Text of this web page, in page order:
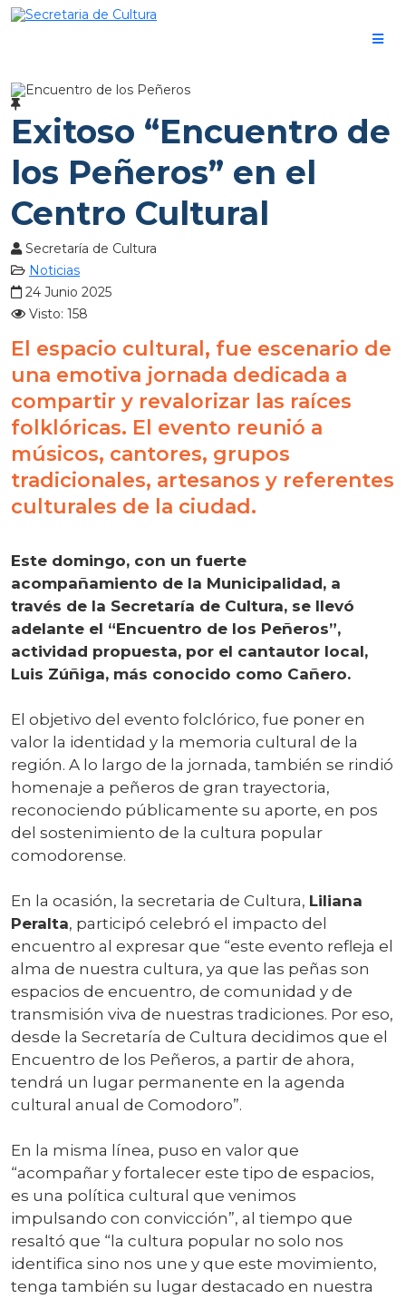
Exitoso “Encuentro de
los Peñeros” en el
Centro Cultural
Secretaría de Cultura
Noticias
24 Junio 2025
Visto: 158
El espacio cultural, fue escenario de
una emotiva jornada dedicada a
compartir y revalorizar las raíces
folklóricas. El evento reunió a
músicos, cantores, grupos
tradicionales, artesanos y referentes
culturales de la ciudad.
Este domingo, con un fuerte
acompañamiento de la Municipalidad, a
través de la Secretaría de Cultura, se llevó
adelante el “Encuentro de los Peñeros”,
actividad propuesta, por el cantautor local,
Luis Zúñiga, más conocido como Cañero.
El objetivo del evento folclórico, fue poner en
valor la identidad y la memoria cultural de la
región. A lo largo de la jornada, también se rindió
homenaje a peñeros de gran trayectoria,
reconociendo públicamente su aporte, en pos
del sostenimiento de la cultura popular
comodorense.
En la ocasión, la secretaria de Cultura, Liliana
Peralta, participó celebró el impacto del
encuentro al expresar que “este evento refleja el
alma de nuestra cultura, ya que las peñas son
espacios de encuentro, de comunidad y de
transmisión viva de nuestras tradiciones. Por eso,
desde la Secretaría de Cultura decidimos que el
Encuentro de los Peñeros, a partir de ahora,
tendrá un lugar permanente en la agenda
cultural anual de Comodoro”.
En la misma línea, puso en valor que
“acompañar y fortalecer este tipo de espacios,
es una política cultural que venimos
impulsando con convicción”, al tiempo que
resaltó que “la cultura popular no solo nos
identifica sino nos une y que este movimiento,
tenga también su lugar destacado en nuestra